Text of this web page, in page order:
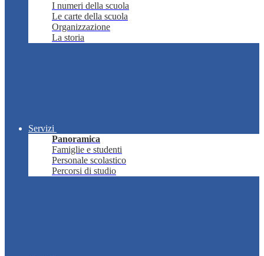
I numeri della scuola
Le carte della scuola
Organizzazione
La storia
Servizi
Panoramica
Famiglie e studenti
Personale scolastico
Percorsi di studio